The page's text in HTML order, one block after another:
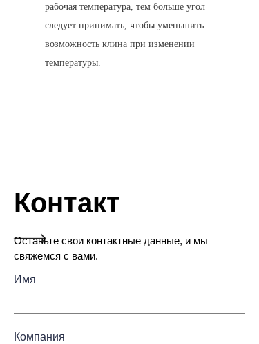
рабочая температура, тем больше угол
следует принимать, чтобы уменьшить
возможность клина при изменении
температуры.
Контакт
Оставьте свои контактные данные, и мы
свяжемся с вами.
Имя
Компания